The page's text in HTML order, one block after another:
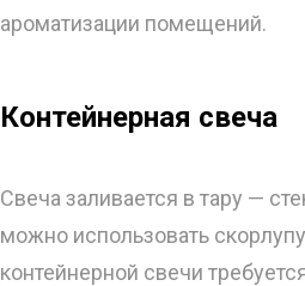
ароматизации помещений.
Контейнерная свеча
Свеча заливается в тару —
можно использовать
контейнерной свечи